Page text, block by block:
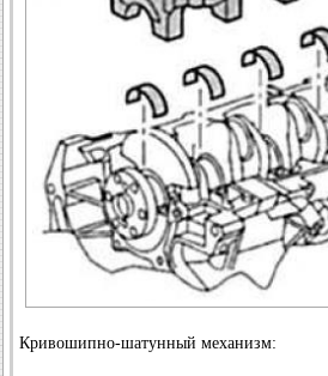
Кривошипно-шатунный механизм: